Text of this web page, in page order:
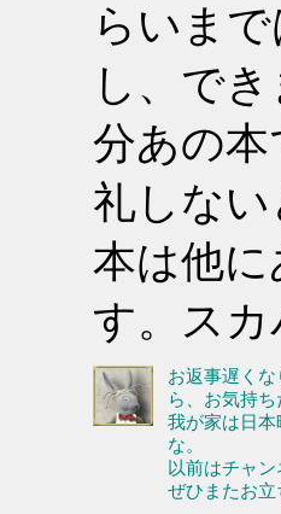
らいま
し、で
分あの
礼しな
本は他
す。ス
お返事遅く
ら、お気持
我が家は日
な。
以前はチャ
ぜひまたお立